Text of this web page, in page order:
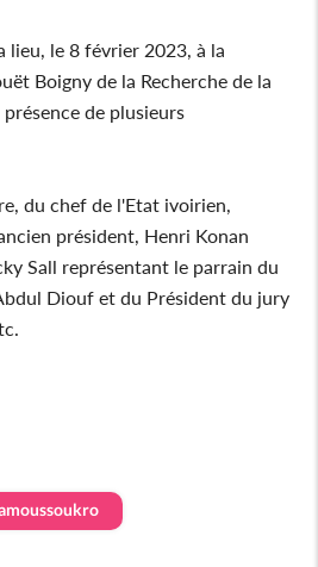
lieu, le 8 février 2023, à la
Boigny de la Recherche de la
présence de plusieurs
du chef de l'Etat ivoirien,
président, Henri Konan
Sall représentant le parrain du
Diouf et du Président du jury